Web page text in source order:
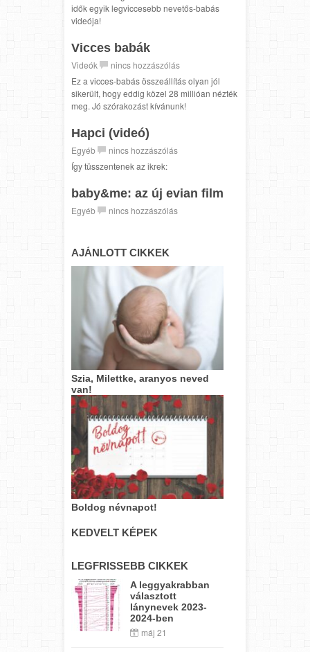
idők egyik legviccesebb nevetős-babás
videója!
Vicces babák
Videók
nincs hozzászólás
Ez a vicces-babás összeállítás olyan jól
sikerült, hogy eddig közel 28 millióan nézték
meg. Jó szórakozást kívánunk!
Hapci (videó)
Egyéb
nincs hozzászólás
Így tüsszentenek az ikrek:
baby&me: az új evian film
Egyéb nincs hozzászólás
AJÁNLOTT CIKKEK
Szia, Milettke, aranyos neved
van!
Boldog névnapot!
KEDVELT KÉPEK
LEGFRISSEBB CIKKEK
A leggyakrabban
választott
lánynevek 2023-
2024-ben
máj 21